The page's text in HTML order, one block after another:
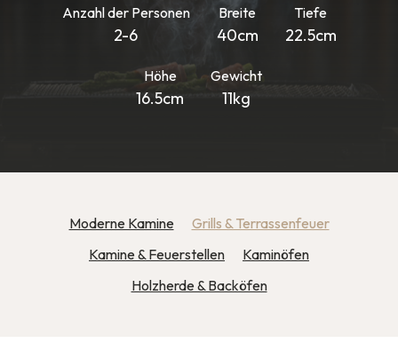
Anzahl der Personen
2-6
Breite
40cm
Tiefe
22.5cm
Höhe
16.5cm
Gewicht
11kg
Moderne Kamine
Grills & Terrassenfeuer
Kamine & Feuerstellen
Kaminöfen
Holzherde & Backöfen